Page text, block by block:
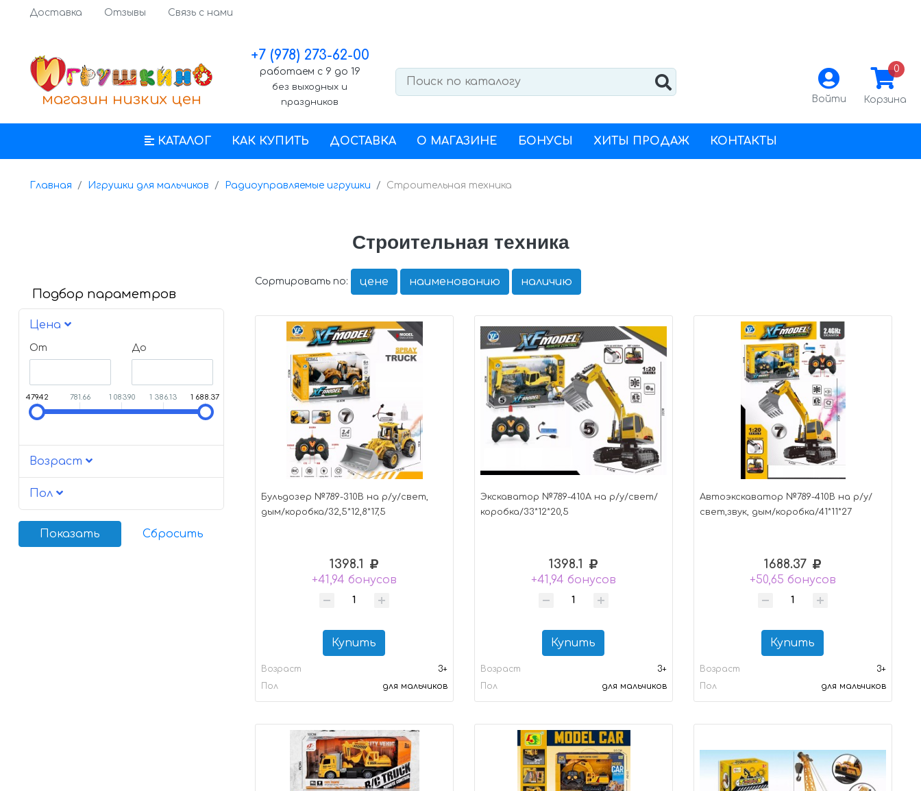
Доставка Отзывы Связь с нами
магазин низких цен
+7 (978) 273-62-00
работаем с 9 до 19
без выходных и
праздников
Войти
0
Корзина
КАТАЛОГ КАК КУПИТЬ ДОСТАВКА О МАГАЗИНЕ БОНУСЫ ХИТЫ ПРОДАЖ КОНТАКТЫ
Главная Игрушки для мальчиков Радиоуправляемые игрушки Строительная техника
Строительная техника
Подбор параметров
Цена
От До
479.42 781.66 1 083.90 1 386.13 1 688.37
Возраст
Пол
Сортировать по: цене наименованию наличию
Бульдозер №789-310B на р/у/свет,
дым/коробка/32,5*12,8*17,5
1398.1
+41,94 бонусов
Купить
Возраст
3+
Пол
для мальчиков
Экскаватор №789-410A на р/у/свет/
коробка/33*12*20,5
1398.1
+41,94 бонусов
Купить
Возраст
3+
Пол
для мальчиков
Автоэкскаватор №789-410B на р/у/
свет,звук, дым/коробка/41*11*27
1688.37
+50,65 бонусов
Купить
Возраст
3+
Пол
для мальчиков